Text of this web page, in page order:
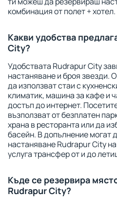
комбинация от полет + хотел.
Какви удобства
City?
Удобствата Rudrapur City
настаняване и броя звезди.
да използват стаи с
климатик, машина за кафе и
достъп до интернет.
възползват от безплатен
храна в ресторанта или да
басейн. В допълнение могат
настаняване Rudrapur City
услуга трансфер от и до
Къде се резервира
Rudrapur City?